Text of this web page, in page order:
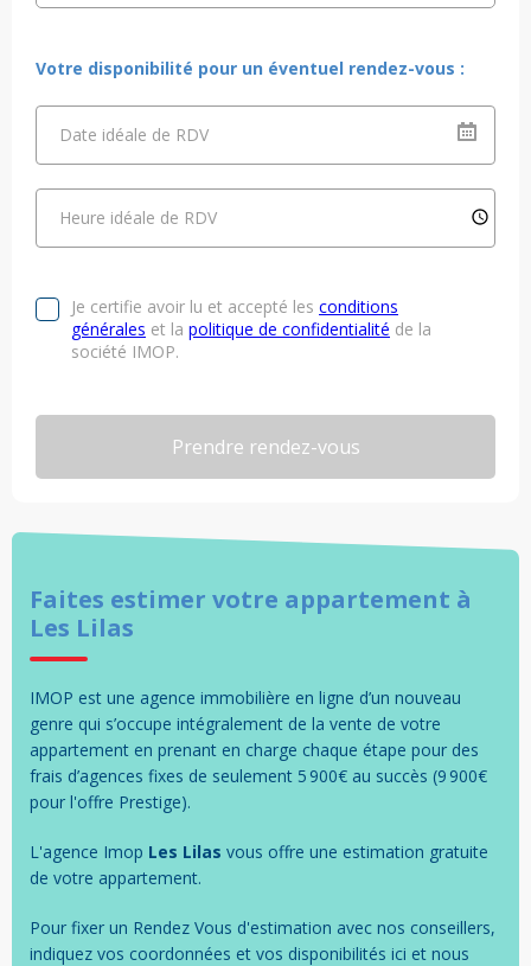
Faites estimer votre appartement à
Les Lilas
IMOP est une agence immobilière en ligne d’un nouveau
genre qui s’occupe intégralement de la vente de votre
appartement en prenant en charge chaque étape pour des
frais d’agences fixes de seulement 5 900€ au succès (9 900€
pour l'offre Prestige).
L'agence Imop Les Lilas vous offre une estimation gratuite
de votre appartement.
Pour fixer un Rendez Vous d'estimation avec nos conseillers,
indiquez vos coordonnées et vos disponibilités ici et nous
Votre disponibilité pour un éventuel rendez-vous :
Date idéale de RDV
Heure idéale de RDV
Je certifie avoir lu et accepté les conditions
générales et la politique de confidentialité de la
société IMOP.